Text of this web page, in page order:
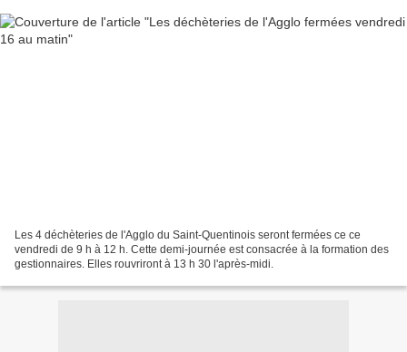
Les 4 déchèteries de l'Agglo du Saint-Quentinois seront fermées ce ce
vendredi de 9 h à 12 h. Cette demi-journée est consacrée à la formation des
gestionnaires. Elles rouvriront à 13 h 30 l'après-midi.